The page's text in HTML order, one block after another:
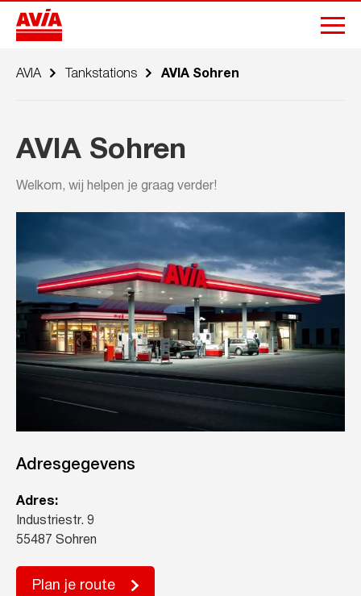
AVIA Tankstations AVIA Sohren
AVIA Sohren
Welkom, wij helpen je graag verder!
Adresgegevens
Adres:
Industriestr. 9
55487 Sohren
Plan je route